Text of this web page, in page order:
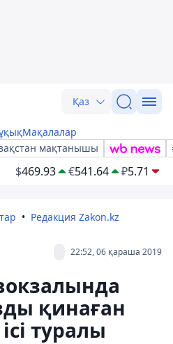
Қаз
Мақалалар
мақтанышы
$469.93 €541.64 ₽5.71
Редакция Zakon.kz
22:52, 06 қараша 2019
қинаған
туралы